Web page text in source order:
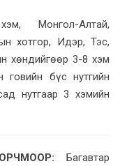
Монгол-Алтай,
хотгор, Идэр, Тэс,
хөндийгөөр 3-8 хэм
говийн бүс нутгийн
нутгаар 3 хэмийн
Багавтар